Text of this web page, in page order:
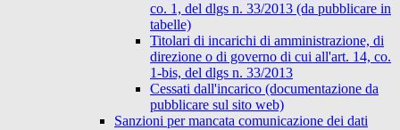
co. 1, del dlgs n. 33/2013 (da pubblicare in
tabelle)
Titolari di incarichi di amministrazione, di
direzione o di governo di cui all'art. 14, co.
1-bis, del dlgs n. 33/2013
Cessati dall'incarico (documentazione da
pubblicare sul sito web)
Sanzioni per mancata comunicazione dei dati